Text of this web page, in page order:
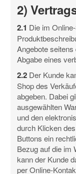
2)
2.1 Die im
Angebote
Abgabe eines
2.2Der Kunde
Shop des
abgeben. Dabei
ausgewählten
und den
durch Klicken
Buttons ein
Bezug auf die im
kann der Kunde
per Online-